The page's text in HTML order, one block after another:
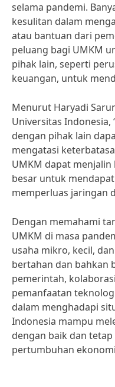
selama pandemi.
kesulitan dalam
atau bantuan dari
peluang bagi UMKM
pihak lain, seperti
keuangan, untuk
Menurut Haryadi
Universitas Indonesia,
dengan pihak lain
mengatasi
UMKM dapat
besar untuk
memperluas jaringan
Dengan memahami
UMKM di masa
usaha mikro, kecil,
bertahan dan bahkan
pemerintah,
pemanfaatan
dalam menghadapi
Indonesia mampu
dengan baik dan
pertumbuhan